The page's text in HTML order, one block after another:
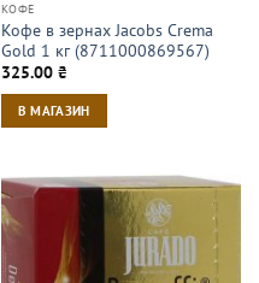
КОФЕ
Кофе в зернах Jacobs Crema
Gold 1 кг (8711000869567)
325.00 ₴
В МАГАЗИН